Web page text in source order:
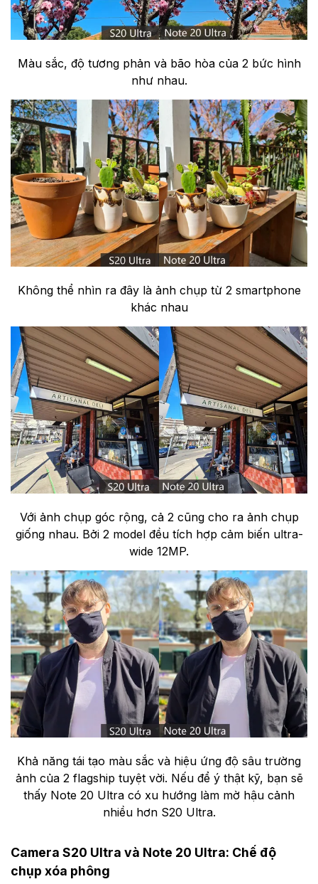
Màu sắc, độ tương phản và bão hòa của 2 bức hình
như nhau.
Không thể nhìn ra đây là ảnh chụp từ 2 smartphone
khác nhau
Với ảnh chụp góc rộng, cả 2 cũng cho ra ảnh chụp
giống nhau. Bởi 2 model đều tích hợp cảm biến ultra-
wide 12MP.
Khả năng tái tạo màu sắc và hiệu ứng độ sâu trường
ảnh của 2 flagship tuyệt vời. Nếu để ý thật kỹ, bạn sẽ
thấy Note 20 Ultra có xu hướng làm mờ hậu cảnh
nhiều hơn S20 Ultra.
Camera S20 Ultra và Note 20 Ultra: Chế độ
chụp xóa phông